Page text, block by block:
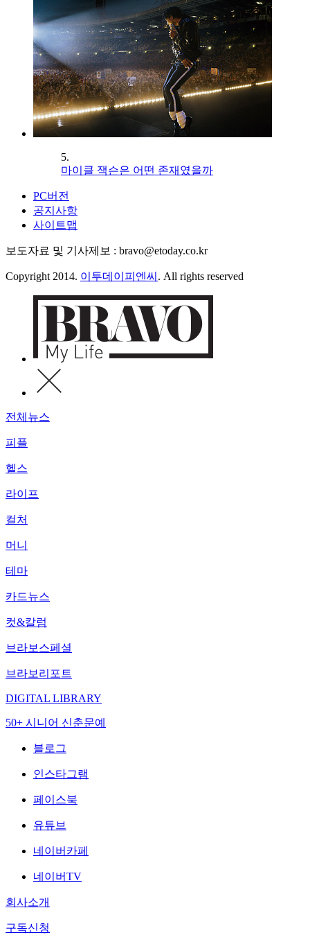
5.
마이클 잭슨은 어떤 존재였을까
PC버전
공지사항
사이트맵
보도자료 및 기사제보 : bravo@etoday.co.kr
Copyright 2014. 이투데이피엔씨 . All rights reserved
전체뉴스
피플
헬스
라이프
컬처
머니
테마
카드뉴스
컷&칼럼
브라보스페셜
브라보리포트
DIGITAL LIBRARY
50+ 시니어 신춘문예
블로그
인스타그램
페이스북
유튜브
네이버카페
네이버TV
회사소개
구독신청